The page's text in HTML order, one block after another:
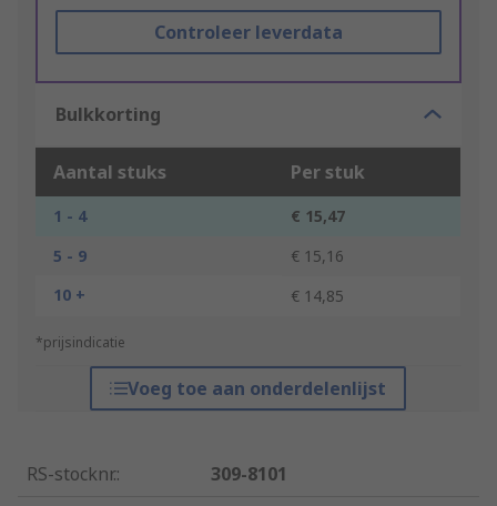
Controleer leverdata
Bulkkorting
Aantal stuks Per stuk
1 - 4
€ 15,47
5 - 9
€ 15,16
10 +
€ 14,85
*prijsindicatie
Voeg toe aan onderdelenlijst
RS-stocknr.:
309-8101